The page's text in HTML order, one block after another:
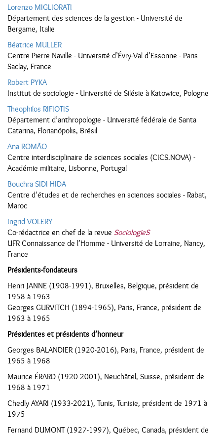
Lorenzo MIGLIORATI
Département des sciences de la gestion - Université de
Bergame, Italie
Béatrice MULLER
Centre Pierre Naville - Université d’Évry-Val d’Essonne - Paris
Saclay, France
Robert PYKA
Institut de sociologie - Université de Silésie à Katowice, Pologne
Theophilos RIFIOTIS
Département d’anthropologie - Université fédérale de Santa
Catarina, Florianópolis, Brésil
Ana ROMÃO
Centre interdisciplinaire de sciences sociales (CICS.NOVA) -
Académie militaire, Lisbonne, Portugal
Bouchra SIDI HIDA
Centre d’études et de recherches en sciences sociales - Rabat,
Maroc
Ingrid VOLERY
Co-rédactrice en chef de la revue SociologieS
UFR Connaissance de l’Homme - Université de Lorraine, Nancy,
France
Présidents-fondateurs
Henri JANNE (1908-1991), Bruxelles, Belgique, président de
1958 à 1963
Georges GURVITCH (1894-1965), Paris, France, président de
1963 à 1965
Présidentes et présidents d’honneur
Georges BALANDIER (1920-2016), Paris, France, président de
1965 à 1968
Maurice ÉRARD (1920-2001), Neuchâtel, Suisse, président de
1968 à 1971
Chedly AYARI (1933-2021), Tunis, Tunisie, président de 1971 à
1975
Fernand DUMONT (1927-1997), Québec, Canada, président de